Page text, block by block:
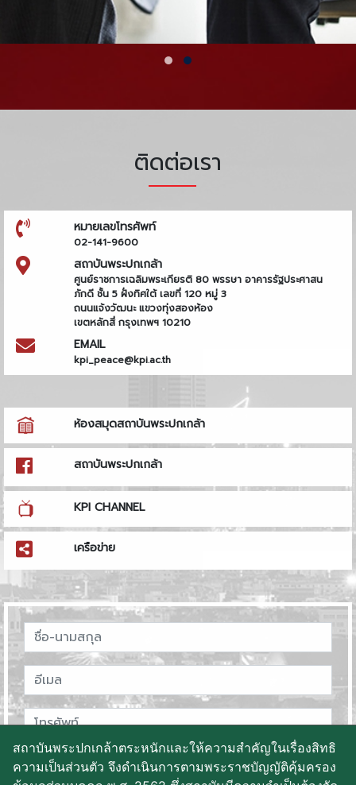
ติดต่อเรา
หมายเลขโทรศัพท์
02-141-9600
สถาบันพระปกเกล้า
ศูนย์ราชการเฉลิมพระเกียรติ 80 พรรษา อาคารรัฐประศาสน
ภักดี ชั้น 5 ฝั่งทิศใต้ เลขที่ 120 หมู่ 3
ถนนแจ้งวัฒนะ แขวงทุ่งสองห้อง
เขตหลักสี่ กรุงเทพฯ 10210
EMAIL
kpi_peace@kpi.ac.th
ห้องสมุดสถาบันพระปกเกล้า
สถาบันพระปกเกล้า
KPI CHANNEL
เครือข่าย
สถาบันพระปกเกล้าตระหนักและให้ความสำคัญในเรื่องสิทธิ
ความเป็นส่วนตัว จึงดำเนินการตามพระราชบัญญัติคุ้มครอง